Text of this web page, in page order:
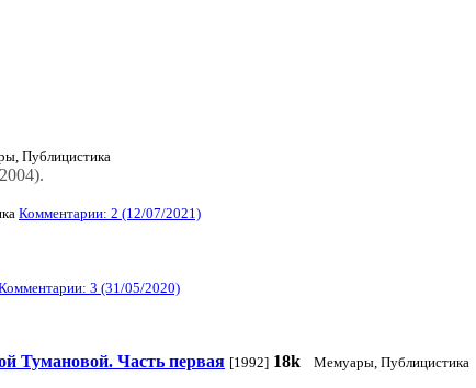
Публицистика
Комментарии: 2 (12/07/2021)
3 (31/05/2020)
Тумановой. Часть первая [1992] 18k Мемуары, Публицистика